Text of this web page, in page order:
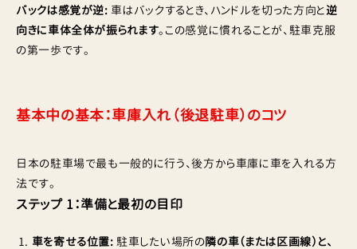
バックは感覚が逆: 車はバックするとき、ハンドルを切った方向と逆
向きに車体全体が振られます。この感覚に慣れることが、駐車克服
の第一歩です。
基本中の基本：車庫入れ（後退駐車）のコツ
日本の駐車場で最も一般的に行う、後方から車庫に車を入れる方
法です。
ステップ 1：準備と最初の目印
車を寄せる位置: 駐車したい場所の隣の車（または区画線）と、